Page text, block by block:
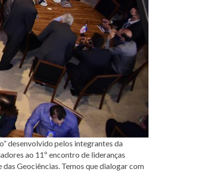
desenvolvido pelos integrantes da
ao 11º encontro de lideranças
Geociências. Temos que dialogar com